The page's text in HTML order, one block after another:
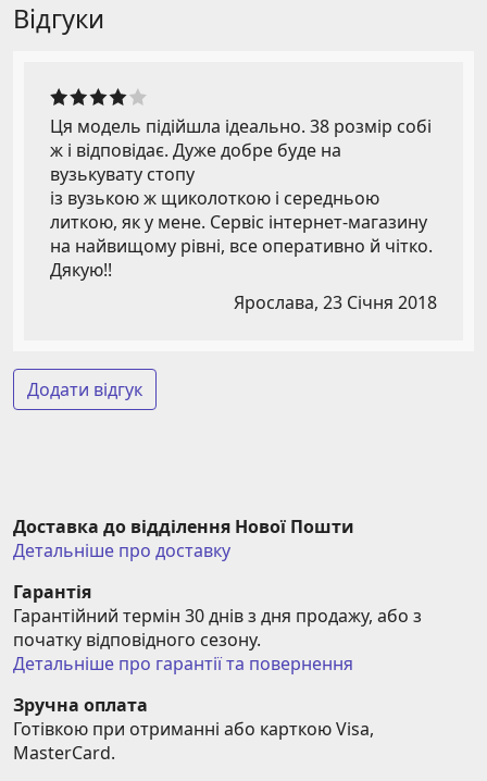
Відгуки
Ця модель підійшла ідеально. 38 розмір собі
ж і відповідає. Дуже добре буде на
вузькувату стопу
із вузькою ж щиколоткою і середньою
литкою, як у мене. Сервіс інтернет-магазину
на найвищому рівні, все оперативно й чітко.
Дякую!!
Ярослава, 23 Січня 2018
Додати відгук
Доставка до відділення Нової Пошти
Детальніше про доставку
Гарантія
Гарантійний термін 30 днів з дня продажу, або з
початку відповідного сезону.
Детальніше про гарантії та повернення
Зручна оплата
Готівкою при отриманні або карткою Visa,
MasterCard.